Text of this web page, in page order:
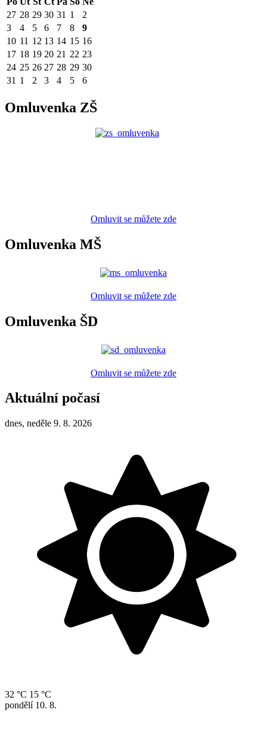
27 28 29 30 31 1
2
3
4 5 6 7 8
9
10 11 12 13 14 15 16
17 18 19 20 21 22 23
24 25 26 27 28 29 30
31 1 2 3 4 5 6
Omluvenka ZŠ
Omluvit se můžete zde
Omluvenka MŠ
Omluvit se můžete zde
Omluvenka ŠD
Omluvit se můžete zde
Aktuální počasí
dnes, neděle 9. 8. 2026
32 °C 15 °C
pondělí 10. 8.